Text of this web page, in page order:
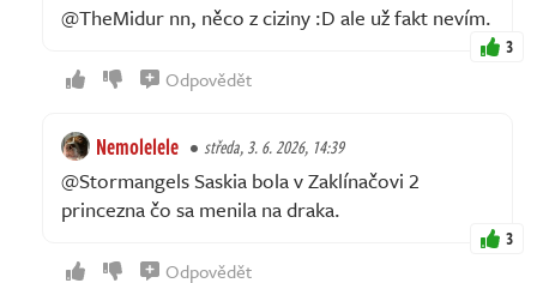
@TheMidur nn, něco z ciziny :D ale už fakt nevím.
3
Odpovědět
Nemolelele středa, 3. 6. 2026, 14:39
@Stormangels Saskia bola v Zaklínačovi 2
princezna čo sa menila na draka.
3
Odpovědět